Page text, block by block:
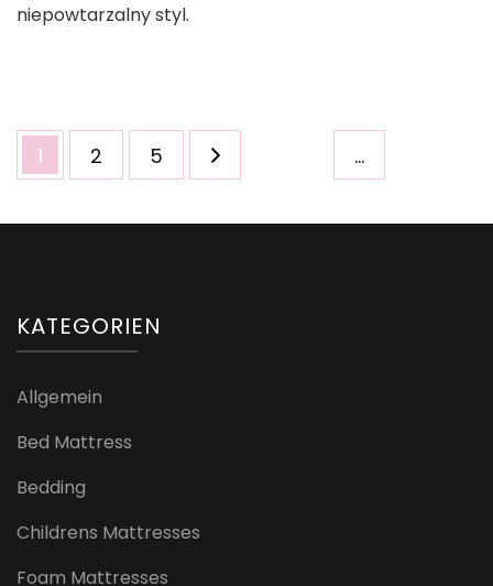
niepowtarzalny styl.
Seitennummerierung
der
Seite
1 Seite
2 …
Seite
5
KATEGORIEN
Allgemein
Bed Mattress
Bedding
Childrens Mattresses
Foam Mattresses